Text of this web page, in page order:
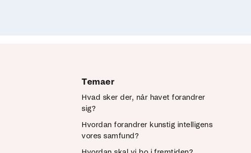
Temaer
Hvad sker der, når havet forandrer
sig?
Hvordan forandrer kunstig intelligens
vores samfund?